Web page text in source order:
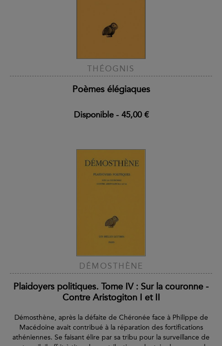
THÉOGNIS
Poèmes élégiaques
Disponible- 45,00 €
DÉMOSTHÈNE
Plaidoyers politiques. Tome IV : Sur la couronne -
Contre Aristogiton I et II
Démosthène, après la défaite de Chéronée face à Philippe de
Macédoine avait contribué à la réparation des fortifications
athéniennes. Se faisant élire par sa tribu pour la surveillance de